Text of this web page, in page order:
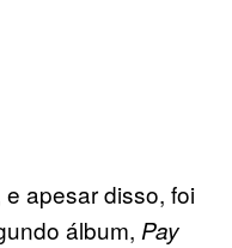
apesar disso, foi
álbum, Pay